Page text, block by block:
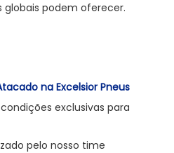
podem oferecer.
na Excelsior Pneus
exclusivas para
pelo nosso time